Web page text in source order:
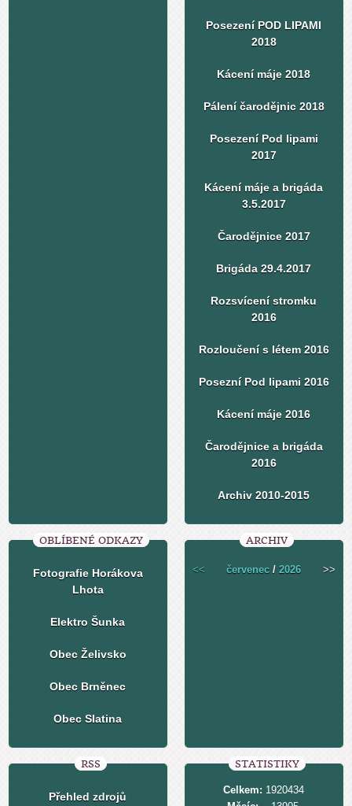
Posezení POD LIPAMI
2018
Kácení máje 2018
Pálení čarodějnic 2018
Posezení Pod lipami
2017
Kácení máje a brigáda
3.5.2017
Čarodějnice 2017
Brigáda 29.4.2017
Rozsvícení stromku
2016
Rozloučení s létem 2016
Posezní Pod lipami 2016
Kácení máje 2016
Čarodějnice a brigáda
2016
Archiv 2010-2015
OBLÍBENÉ ODKAZY
Fotografie Horákova
Lhota
Elektro Šunka
Obec Želivsko
Obec Brněnec
Obec Slatina
ARCHIV
<< červenec /2026 >>
RSS
Přehled zdrojů
STATISTIKY
Celkem: 1920434